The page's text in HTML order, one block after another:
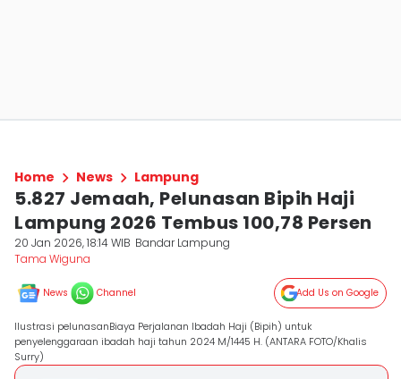
Home News Lampung
5.827 Jemaah, Pelunasan Bipih Haji
Lampung 2026 Tembus 100,78 Persen
20 Jan 2026, 18:14 WIB Bandar Lampung
Tama Wiguna
News Channel Add Us on Google
Ilustrasi pelunasanBiaya Perjalanan Ibadah Haji (Bipih) untuk
penyelenggaraan ibadah haji tahun 2024 M/1445 H. (ANTARA FOTO/Khalis
Surry)